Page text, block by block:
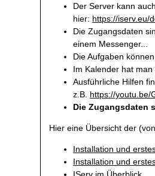
Der Server kann
hier: https://iserv.eu/
Die Zugangsdaten
einem Messenger...
Die Aufgaben
Im Kalender hat
Ausführliche Hilfen
z.B. https://youtu.be/
Die Zugangsdaten
Hier eine Übersicht der
Installation und
Installation und
IServ im Überblick